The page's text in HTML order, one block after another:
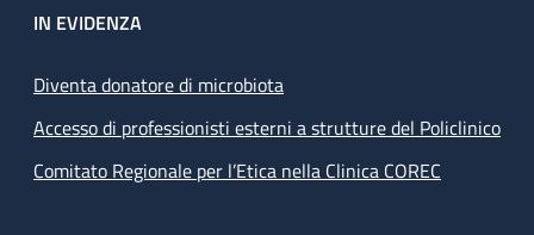
IN EVIDENZA
Diventa donatore di microbiota
Accesso di professionisti esterni a strutture del Policlinico
Comitato Regionale per l’Etica nella Clinica COREC